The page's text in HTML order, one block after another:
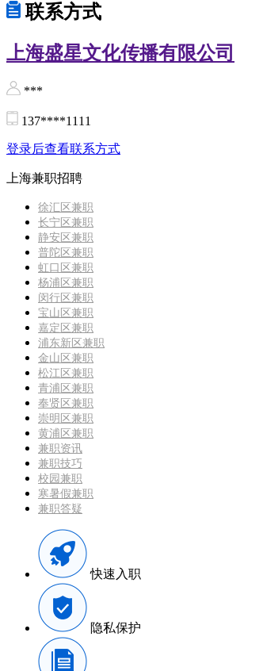
联系方式
上海盛星文化传播有限公司
***
137****1111
登录后查看联系方式
上海兼职招聘
徐汇区兼职
长宁区兼职
静安区兼职
普陀区兼职
虹口区兼职
杨浦区兼职
闵行区兼职
宝山区兼职
嘉定区兼职
浦东新区兼职
金山区兼职
松江区兼职
青浦区兼职
奉贤区兼职
崇明区兼职
黄浦区兼职
兼职资讯
兼职技巧
校园兼职
寒暑假兼职
兼职答疑
快速入职
隐私保护